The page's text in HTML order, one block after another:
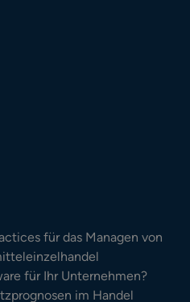
für das Managen von
für Ihr Unternehmen?
im Handel